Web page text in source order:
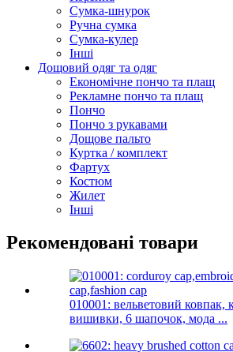
Сумка-шнурок
Ручна сумка
Сумка-кулер
Інші
Дощовий одяг та одяг
Економічне пончо та плащ
Рекламне пончо та плащ
Пончо
Пончо з рукавами
Дощове пальто
Куртка / комплект
Фартух
Костюм
Жилет
Інші
Рекомендовані товари
010001: вельветовий ковпак,
вишивки, 6 шапочок, мода ...